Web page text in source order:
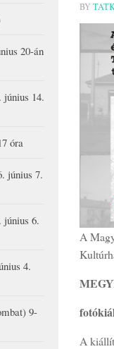
BY
A
A
20-án
14.
óra
június 7.
június 6.
4.
9-